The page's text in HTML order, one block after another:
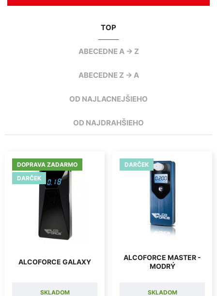
TOP
ABECEDNE A -> Z
ABECEDNE Z -> A
OD NAJLACNEJŠIEHO
OD NAJDRAHŠIEHO
DOPRAVA ZADARMO
DARČEK
ALCOFORCE GALAXY
SKLADOM
DARČEK
ALCOFORCE MASTER -
MODRÝ
SKLADOM